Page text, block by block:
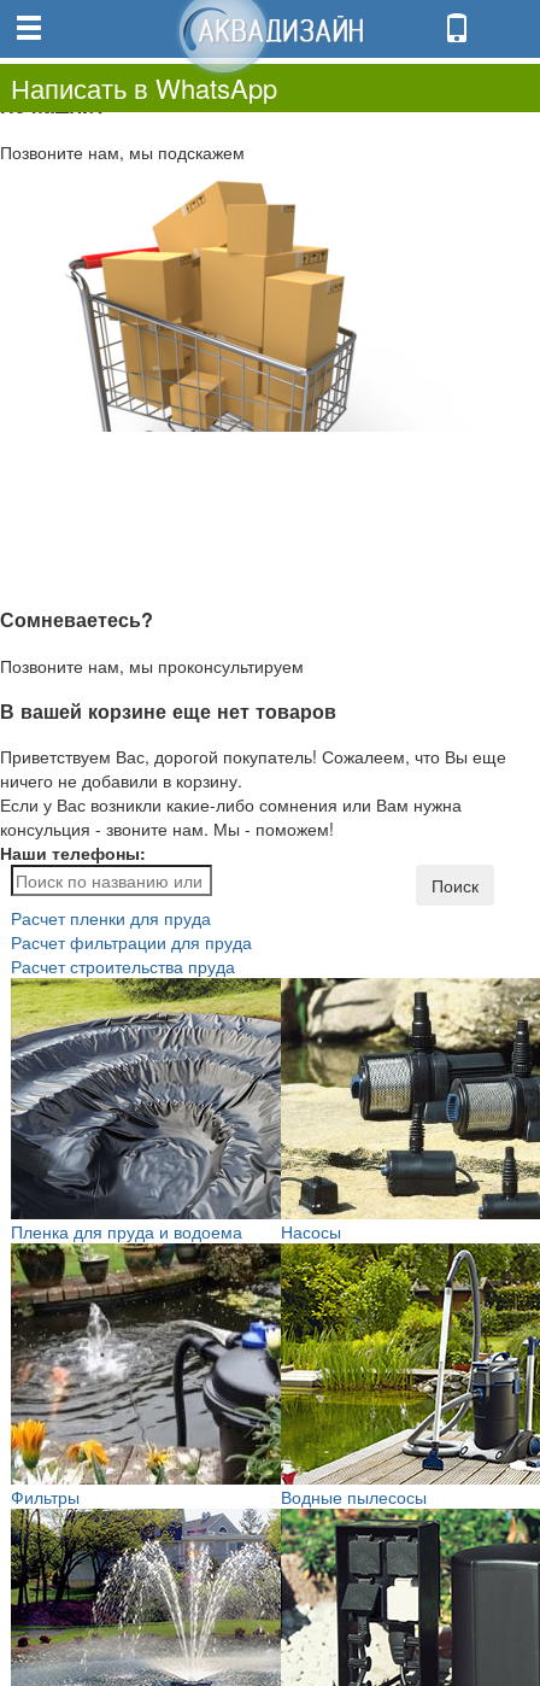
0.00
0
Не нашли?
Позвоните нам, мы подскажем
Сомневаетесь?
Позвоните нам, мы проконсультируем
В вашей корзине еще нет товаров
Приветствуем Вас, дорогой покупатель! Сожалеем, что Вы еще
ничего не добавили в корзину.
Если у Вас возникли какие-либо сомнения или Вам нужна
консульция - звоните нам. Мы - поможем!
Наши телефоны:
Написать в WhatsApp
Поиск
Расчет пленки для пруда
Расчет фильтрации для пруда
Расчет строительства пруда
Пленка для пруда и водоема Насосы
Фильтры Водные пылесосы